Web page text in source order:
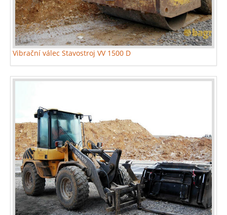
Vibrační válec Stavostroj VV 1500 D